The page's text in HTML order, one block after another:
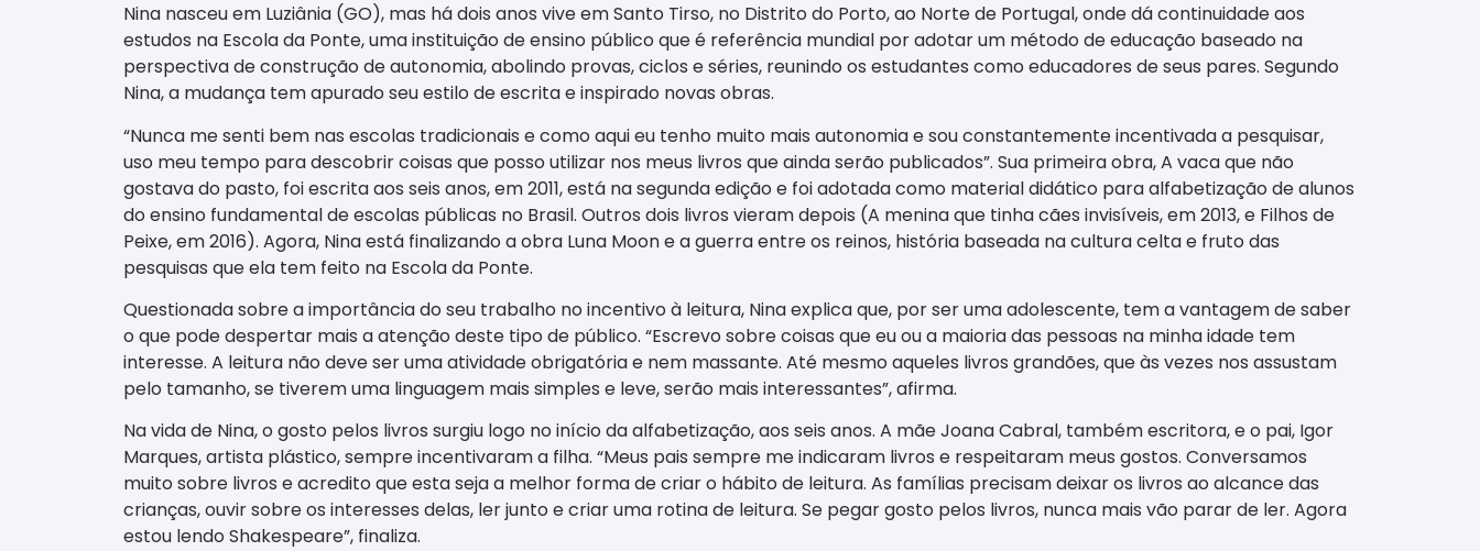
Nina nasceu em Luziânia (GO), mas há dois anos vive em Santo Tirso, no Distrito do Porto, ao Norte de Portugal, onde dá continuidade aos
estudos na Escola da Ponte, uma instituição de ensino público que é referência mundial por adotar um método de educação baseado na
perspectiva de construção de autonomia, abolindo provas, ciclos e séries, reunindo os estudantes como educadores de seus pares. Segundo
Nina, a mudança tem apurado seu estilo de escrita e inspirado novas obras.
“Nunca me senti bem nas escolas tradicionais e como aqui eu tenho muito mais autonomia e sou constantemente incentivada a pesquisar,
uso meu tempo para descobrir coisas que posso utilizar nos meus livros que ainda serão publicados”. Sua primeira obra, A vaca que não
gostava do pasto, foi escrita aos seis anos, em 2011, está na segunda edição e foi adotada como material didático para alfabetização de alunos
do ensino fundamental de escolas públicas no Brasil. Outros dois livros vieram depois (A menina que tinha cães invisíveis, em 2013, e Filhos de
Peixe, em 2016). Agora, Nina está finalizando a obra Luna Moon e a guerra entre os reinos, história baseada na cultura celta e fruto das
pesquisas que ela tem feito na Escola da Ponte.
Questionada sobre a importância do seu trabalho no incentivo à leitura, Nina explica que, por ser uma adolescente, tem a vantagem de saber
o que pode despertar mais a atenção deste tipo de público. “Escrevo sobre coisas que eu ou a maioria das pessoas na minha idade tem
interesse. A leitura não deve ser uma atividade obrigatória e nem massante. Até mesmo aqueles livros grandões, que às vezes nos assustam
pelo tamanho, se tiverem uma linguagem mais simples e leve, serão mais interessantes”, afirma.
Na vida de Nina, o gosto pelos livros surgiu logo no início da alfabetização, aos seis anos. A mãe Joana Cabral, também escritora, e o pai, Igor
Marques, artista plástico, sempre incentivaram a filha. “Meus pais sempre me indicaram livros e respeitaram meus gostos. Conversamos
muito sobre livros e acredito que esta seja a melhor forma de criar o hábito de leitura. As famílias precisam deixar os livros ao alcance das
crianças, ouvir sobre os interesses delas, ler junto e criar uma rotina de leitura. Se pegar gosto pelos livros, nunca mais vão parar de ler. Agora
estou lendo Shakespeare”, finaliza.